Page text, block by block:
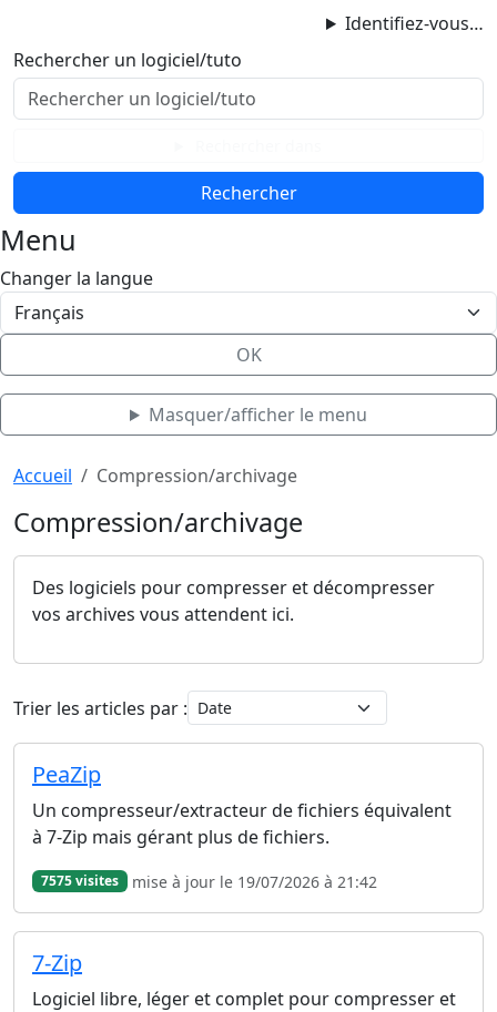
Identifiez-vous…
Contenu principal
Menu
Bas de page
Rechercher un logiciel/tuto
Menu
Changer la langue
OK
Masquer/afficher le menu
Aller au contenu principal
Accueil Compression/archivage
Compression/archivage
Des logiciels pour compresser et décompresser
vos archives vous attendent ici.
Trier les articles par :
PeaZip
Un compresseur/extracteur de fichiers équivalent
à 7-Zip mais gérant plus de fichiers.
7575 visites mise à jour le 19/07/2026 à 21:42
7-Zip
Logiciel libre, léger et complet pour compresser et